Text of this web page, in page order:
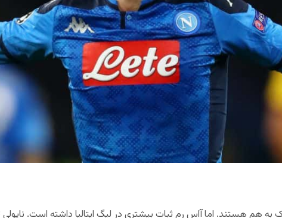
به هم هستند. اما آاس رم ثبات بیشتری در لیگ ایتالیا داشته است.